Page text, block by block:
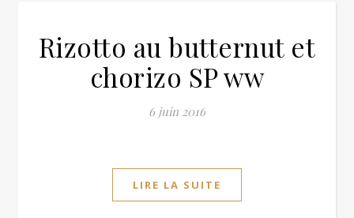
Rizotto au butternut et
chorizo SP ww
6 juin 2016
LIRE LA SUITE